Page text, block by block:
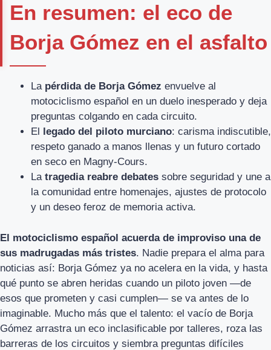
En resumen: el eco de
Borja Gómez en el asfalto
La pérdida de Borja Gómez envuelve al
motociclismo español en un duelo inesperado y deja
preguntas colgando en cada circuito.
El legado del piloto murciano: carisma indiscutible,
respeto ganado a manos llenas y un futuro cortado
en seco en Magny-Cours.
La tragedia reabre debates sobre seguridad y une a
la comunidad entre homenajes, ajustes de protocolo
y un deseo feroz de memoria activa.
El motociclismo español acuerda de improviso una de
sus madrugadas más tristes. Nadie prepara el alma para
noticias así: Borja Gómez ya no acelera en la vida, y hasta
qué punto se abren heridas cuando un piloto joven —de
esos que prometen y casi cumplen— se va antes de lo
imaginable. Mucho más que el talento: el vacío de Borja
Gómez arrastra un eco inclasificable por talleres, roza las
barreras de los circuitos y siembra preguntas difíciles